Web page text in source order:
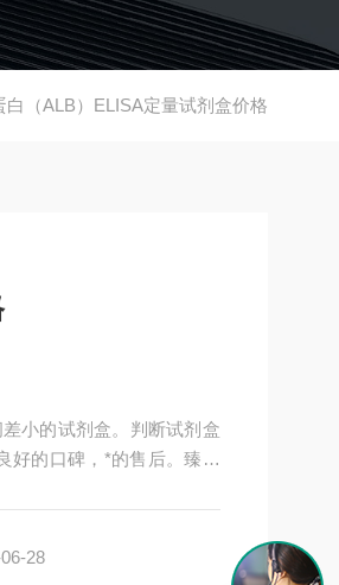
白（ALB）ELISA定量试剂盒价格
小的试剂盒。判断试剂盒
好的口碑，*的售后。臻科
28